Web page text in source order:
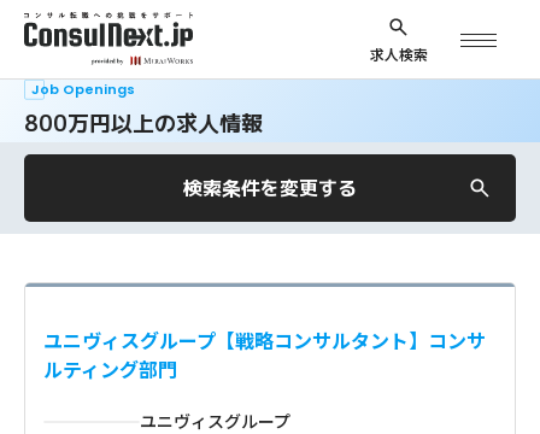
求人検索
Job Openings
800万円以上の求人情報
検索条件を変更する
ユニヴィスグループ【戦略コンサルタント】コンサ
ルティング部門
ユニヴィスグループ